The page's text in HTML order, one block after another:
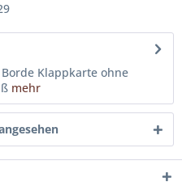
Klappkarte ohne
mehr